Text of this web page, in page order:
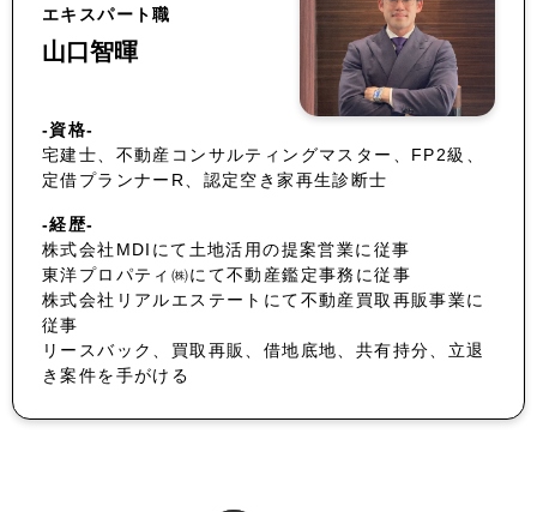
エキスパート職
山口智暉
-資格-
宅建士、不動産コンサルティングマスター、FP2級、
定借プランナーR、認定空き家再生診断士
-経歴-
株式会社MDIにて土地活用の提案営業に従事
東洋プロパティ㈱にて不動産鑑定事務に従事
株式会社リアルエステートにて不動産買取再販事業に
従事
リースバック、買取再販、借地底地、共有持分、立退
き案件を手がける